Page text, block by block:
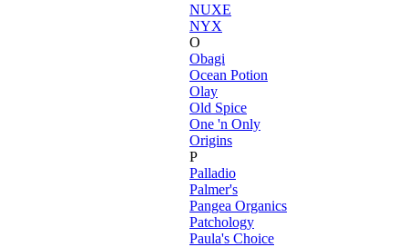
NUXE
NYX
O
Obagi
Ocean Potion
Olay
Old Spice
One 'n Only
Origins
P
Palladio
Palmer's
Pangea Organics
Patchology
Paula's Choice